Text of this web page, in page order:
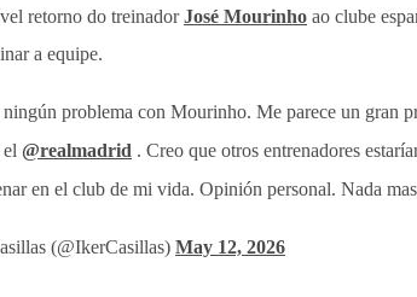
retorno do treinadorJosé Mourinho ao clube
a equipe.
problema con Mourinho. Me parece un gran
@realmadrid . Creo que otros entrenadores
en el club de mi vida. Opinión personal. Nada
(@IkerCasillas) May 12, 2026